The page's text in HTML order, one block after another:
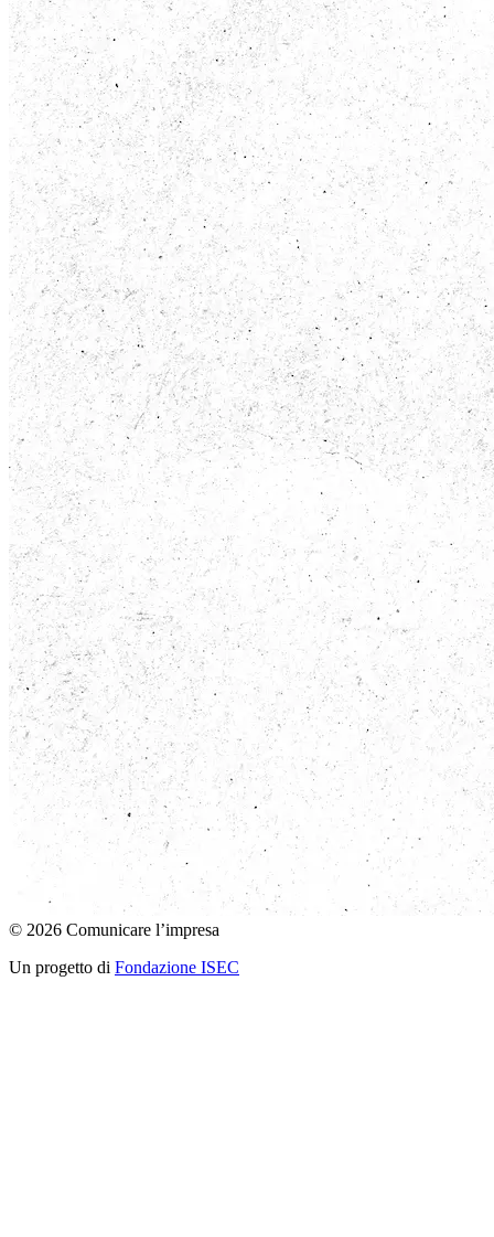
© 2026 Comunicare l’impresa
Un progetto di Fondazione ISEC